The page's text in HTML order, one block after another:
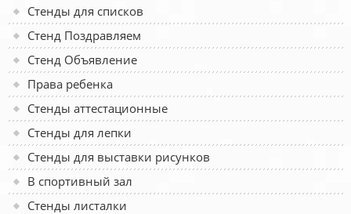
Стенды для списков
Стенд Поздравляем
Стенд Объявление
Права ребенка
Стенды аттестационные
Стенды для лепки
Стенды для выставки рисунков
В спортивный зал
Стенды листалки